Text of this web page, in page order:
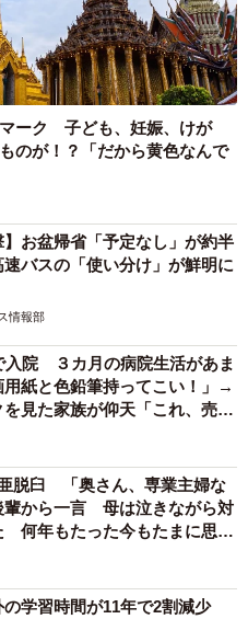
ーク 子ども、妊娠、けが
が！？「だから黄色なんで
】お盆帰省「予定なし」が約半
バスの「使い分け」が鮮明に
情報部
入院 ３カ月の病院生活があま
用紙と色鉛筆持ってこい！」→
を見た家族が仰天「これ、売れ
脱臼 「奥さん、専業主婦な
輩から一言 母は泣きながら対
何年もたった今もたまに思い
の学習時間が11年で2割減少